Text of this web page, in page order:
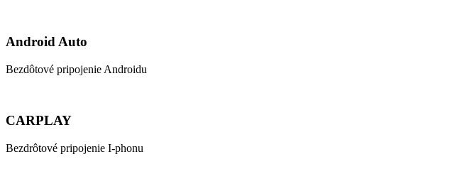
Android Auto
Bezdôtové pripojenie Androidu
CARPLAY
Bezdrôtové pripojenie I-phonu